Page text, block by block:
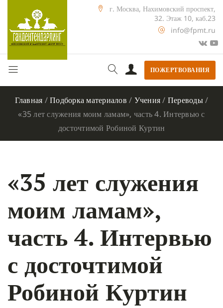
г. Москва, Нахимовский проспект,
32. Этаж 10, каб.23
info@fpmt.ru
ПОЖЕРТВОВАНИЯ
Главная /Подборка материалов / Учения/ Переводы/
«35 лет служения моим ламам», часть 4. Интервью с
досточтимой Робиной Куртин
«35 лет служения
моим ламам»,
часть 4. Интервью
с досточтимой
Робиной Куртин